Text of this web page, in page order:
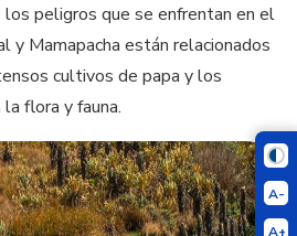
A-
A+
peligros que se enfrentan en el
y Mamapacha están relacionados
cultivos de papa y los
flora y fauna.